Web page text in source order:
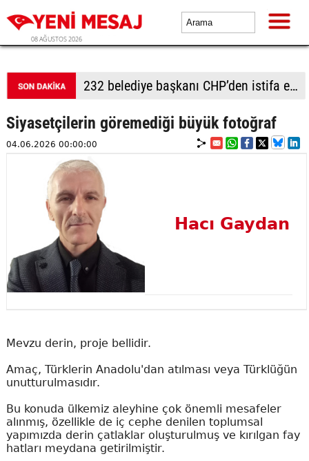
08 AĞUSTOS 2026
232 belediye başkanı CHP’den istifa etti
Siyasetçilerin göremediği büyük fotoğraf
04.06.2026 00:00:00
Hacı Gaydan
Mevzu derin, proje bellidir.
Amaç, Türklerin Anadolu'dan atılması veya Türklüğün
unutturulmasıdır.
Bu konuda ülkemiz aleyhine çok önemli mesafeler
alınmış, özellikle de iç cephe denilen toplumsal
yapımızda derin çatlaklar oluşturulmuş ve kırılgan fay
hatları meydana getirilmiştir.